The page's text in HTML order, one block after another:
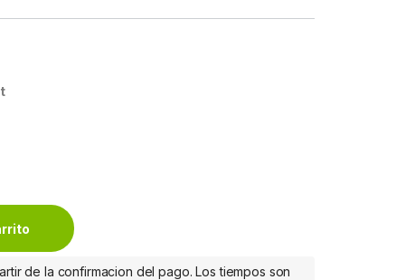
14.5", Gris GRIS 14.5 quantity
de la confirmacion del pago. Los tiempos son